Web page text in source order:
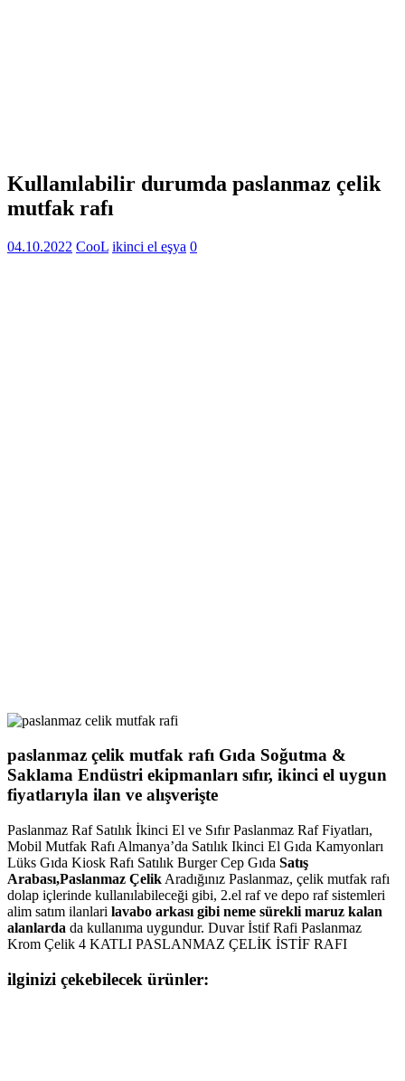
Kullanılabilir durumda paslanmaz çelik
mutfak rafı
04.10.2022 CooL ikinci el eşya 0
paslanmaz çelik mutfak rafı Gıda Soğutma &
Saklama Endüstri ekipmanları sıfır, ikinci el uygun
fiyatlarıyla ilan ve alışverişte
Paslanmaz Raf Satılık İkinci El ve Sıfır Paslanmaz Raf Fiyatları,
Mobil Mutfak Rafı Almanya’da Satılık Ikinci El Gıda Kamyonları
Lüks Gıda Kiosk Rafı Satılık Burger Cep Gıda Satış
Arabası,Paslanmaz Çelik Aradığınız Paslanmaz, çelik mutfak rafı
dolap içlerinde kullanılabileceği gibi, 2.el raf ve depo raf sistemleri
alim satım ilanlari lavabo arkası gibi neme sürekli maruz kalan
alanlarda da kullanıma uygundur. Duvar İstif Rafi Paslanmaz
Krom Çelik 4 KATLI PASLANMAZ ÇELİK İSTİF RAFI
ilginizi çekebilecek ürünler: